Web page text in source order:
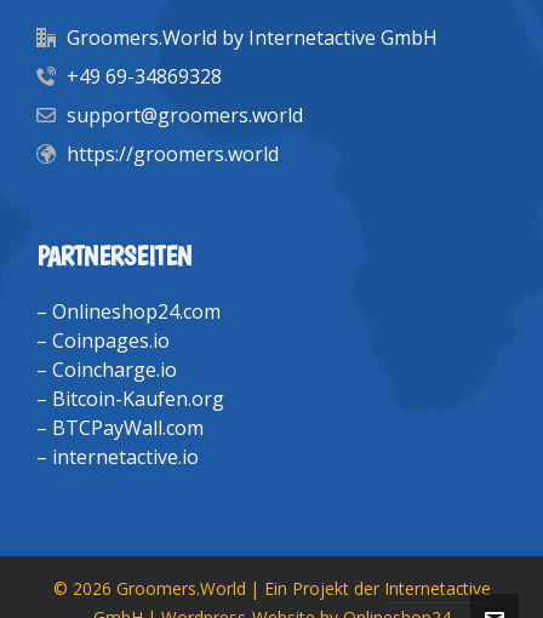
Groomers.World by Internetactive GmbH
+49 69-34869328
support@groomers.world
https://groomers.world
PARTNERSEITEN
– Onlineshop24.com
– Coinpages.io
– Coincharge.io
– Bitcoin-Kaufen.org
– BTCPayWall.com
– internetactive.io
© 2026 Groomers.World | Ein Projekt der Internetactive